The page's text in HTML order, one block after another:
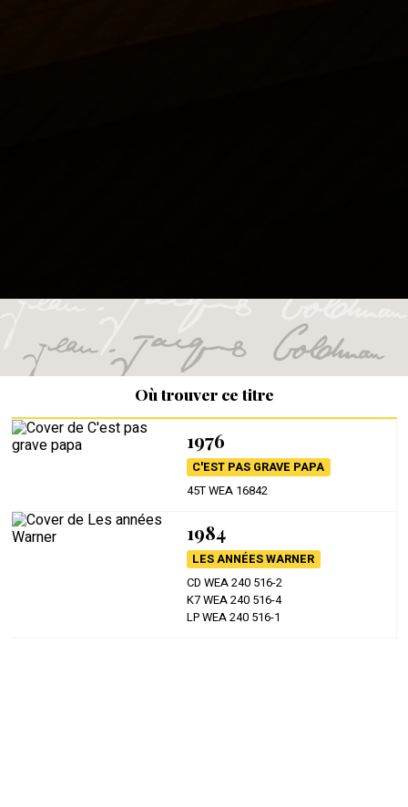
Où trouver ce titre
1976
C'EST PAS GRAVE PAPA
45T WEA 16842
1984
LES ANNÉES WARNER
CD WEA 240 516-2
K7 WEA 240 516-4
LP WEA 240 516-1